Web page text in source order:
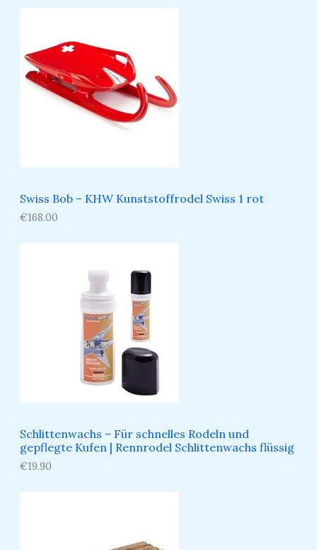
Swiss Bob – KHW Kunststoffrodel Swiss 1 rot
€168.00
Schlittenwachs – Für schnelles Rodeln und
gepflegte Kufen​ | Rennrodel Schlittenwachs flüssig
€19.90